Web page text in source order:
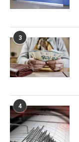
3
4